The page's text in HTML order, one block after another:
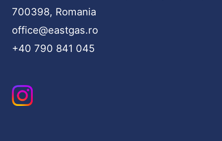
700398, Romania
office@eastgas.ro
+40 790 841 045